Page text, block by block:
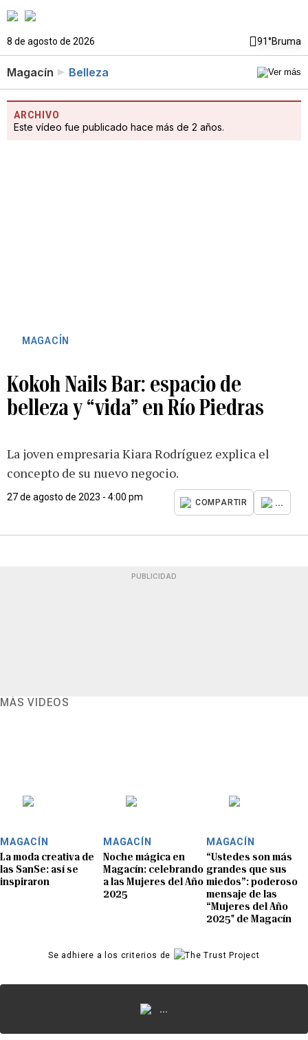
8 de agosto de 2026 91°Bruma
Magacín Belleza
ARCHIVO
Este vídeo fue publicado hace más de 2 años.
MAGACÍN
Kokoh Nails Bar: espacio de
belleza y “vida” en Río Piedras
La joven empresaria Kiara Rodríguez explica el
concepto de su nuevo negocio.
27 de agosto de 2023 - 4:00 pm
COMPARTIR ...
PUBLICIDAD
MÁS VIDEOS
MAGACÍN
La moda creativa de
las SanSe: así se
inspiraron
MAGACÍN
Noche mágica en
Magacín: celebrando
a las Mujeres del Año
2025
MAGACÍN
“Ustedes son más
grandes que sus
miedos”: poderoso
mensaje de las
“Mujeres del Año
2025" de Magacín
Se adhiere a los criterios de
...